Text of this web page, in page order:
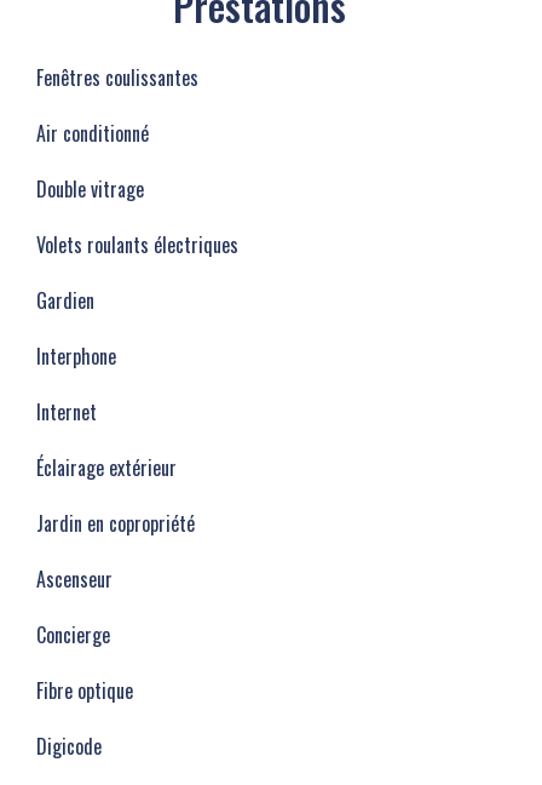
Fenêtres coulissantes
Air conditionné
Double vitrage
Volets roulants électriques
Gardien
Interphone
Internet
Éclairage extérieur
Jardin en copropriété
Ascenseur
Concierge
Fibre optique
Digicode